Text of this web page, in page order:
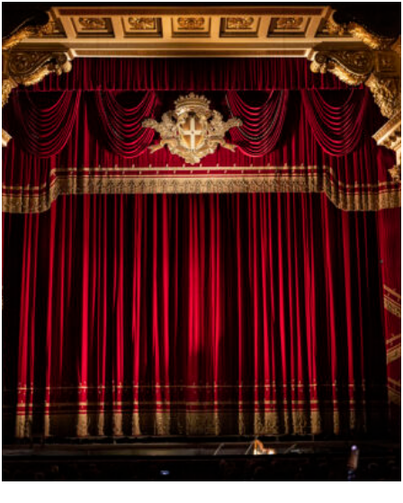
PORTRAIT MILANO, OU L’OPÉRA COMME ART DE SÉJOUR